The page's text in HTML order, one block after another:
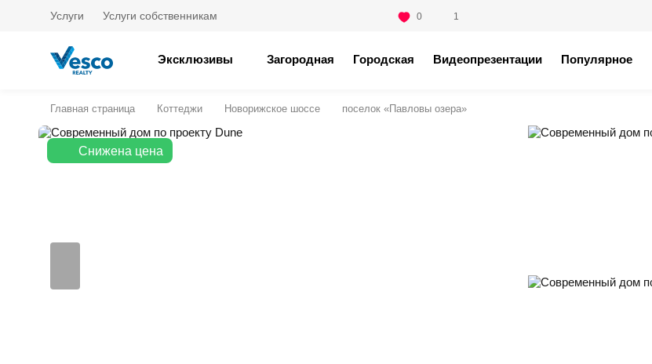
Услуги Услуги собственникам 0 1
Эксклюзивы Загородная Городская Видеопрезентации Популярное
Главная страница Коттеджи Новорижское шоссе поселок «Павловы озера»
Снижена цена